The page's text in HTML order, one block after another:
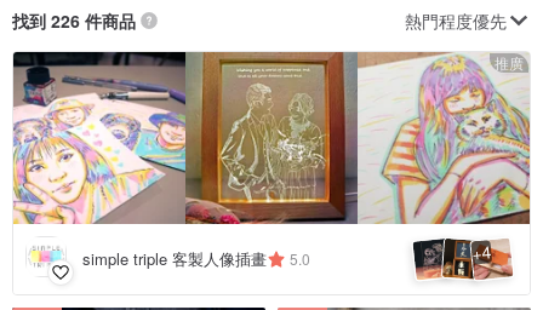
找到 226 件商品 熱門程度優先
推廣
simple triple 客製人像插畫 5.0 +4